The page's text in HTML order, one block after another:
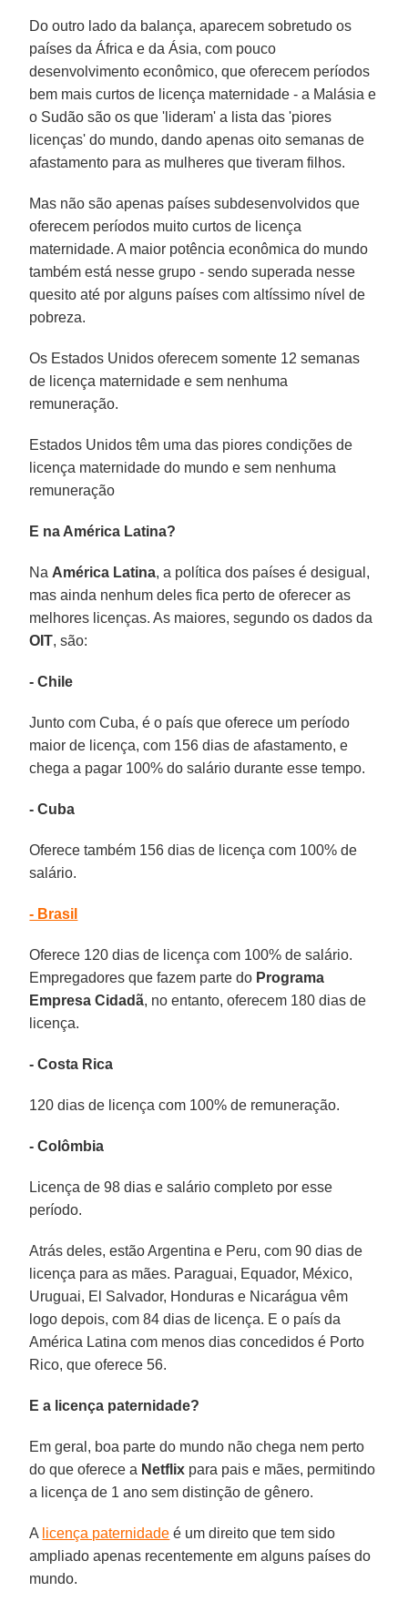
Do outro lado da balança, aparecem sobretudo os
países da África e da Ásia, com pouco
desenvolvimento econômico, que oferecem períodos
bem mais curtos de licença maternidade - a Malásia e
o Sudão são os que 'lideram' a lista das 'piores
licenças' do mundo, dando apenas oito semanas de
afastamento para as mulheres que tiveram filhos.
Mas não são apenas países subdesenvolvidos que
oferecem períodos muito curtos de licença
maternidade. A maior potência econômica do mundo
também está nesse grupo - sendo superada nesse
quesito até por alguns países com altíssimo nível de
pobreza.
Os Estados Unidos oferecem somente 12 semanas
de licença maternidade e sem nenhuma
remuneração.
Estados Unidos têm uma das piores condições de
licença maternidade do mundo e sem nenhuma
remuneração
E na América Latina?
Na América Latina, a política dos países é desigual,
mas ainda nenhum deles fica perto de oferecer as
melhores licenças. As maiores, segundo os dados da
OIT, são:
- Chile
Junto com Cuba, é o país que oferece um período
maior de licença, com 156 dias de afastamento, e
chega a pagar 100% do salário durante esse tempo.
- Cuba
Oferece também 156 dias de licença com 100% de
salário.
- Brasil
Oferece 120 dias de licença com 100% de salário.
Empregadores que fazem parte do Programa
Empresa Cidadã, no entanto, oferecem 180 dias de
licença.
- Costa Rica
120 dias de licença com 100% de remuneração.
- Colômbia
Licença de 98 dias e salário completo por esse
período.
Atrás deles, estão Argentina e Peru, com 90 dias de
licença para as mães. Paraguai, Equador, México,
Uruguai, El Salvador, Honduras e Nicarágua vêm
logo depois, com 84 dias de licença. E o país da
América Latina com menos dias concedidos é Porto
Rico, que oferece 56.
E a licença paternidade?
Em geral, boa parte do mundo não chega nem perto
do que oferece a Netflix para pais e mães, permitindo
a licença de 1 ano sem distinção de gênero.
A licença paternidade é um direito que tem sido
ampliado apenas recentemente em alguns países do
mundo.